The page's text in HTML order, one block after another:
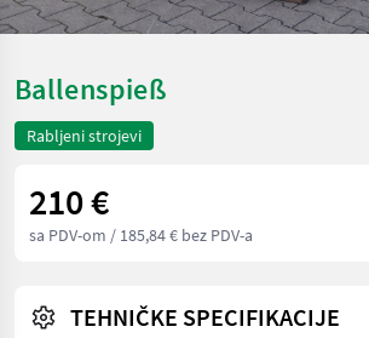
Ballenspieß
Rabljeni strojevi
210 €
sa PDV-om / 185,84 € bez PDV-a
TEHNIČKE SPECIFIKACIJE